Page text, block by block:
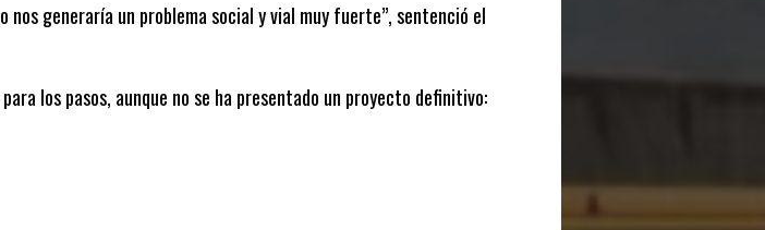
generaría un problema social y vial muy fuerte”, sentenció el
los pasos, aunque no se ha presentado un proyecto definitivo: